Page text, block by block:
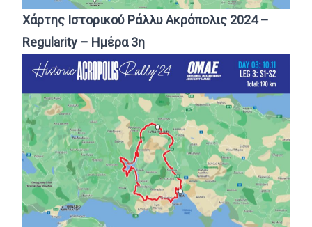
Χάρτης Ιστορικού Ράλλυ Ακρόπολις 2024 –
Regularity – Ημέρα 3η